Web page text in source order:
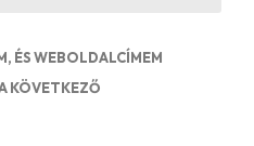
ÉS WEBOLDALCÍMEM
KÖVETKEZŐ